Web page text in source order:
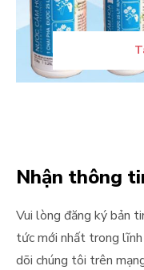
Nhận thông
Vui lòng đăng ký bản
tức mới nhất trong
dõi chúng tôi trên